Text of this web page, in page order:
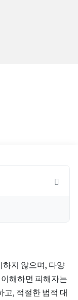
지 않으며, 다양
해하면 피해자는
고, 적절한 법적 대